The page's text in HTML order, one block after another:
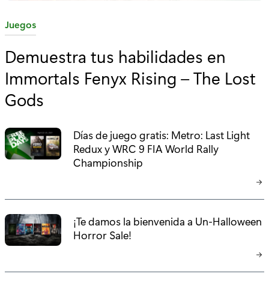
C
e
o
í
a
Juegos
Demuestra tus habilidades en
Immortals Fenyx Rising – The Lost
Gods
Días de juego gratis: Metro: Last Light
Redux y WRC 9 FIA World Rally
Championship
¡Te damos la bienvenida a Un-Halloween
Horror Sale!